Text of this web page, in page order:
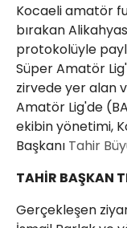
Kocaeli amatör
bırakan
protokolüyle
Süper Amatör
zirvede yer alan
Amatör Lig'de
ekibin yönetimi,
Başkanı Tahir
TAHİR BAŞKAN
Gerçekleşen